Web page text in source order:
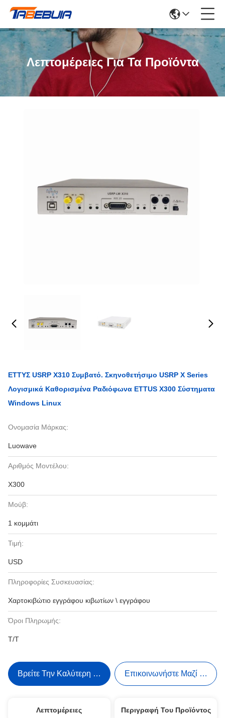
Λεπτομέρειες Για Τα Προϊόντα
ΕΤΤΥΣ USRP X310 Συμβατό. Σκηνοθετήσιμο USRP X Series
Λογισμικά Καθορισμένα Ραδιόφωνα ETTUS X300 Σύστηματα
Windows Linux
Ονομασία Μάρκας:
Luowave
Αριθμός Μοντέλου:
X300
Μούβ:
1 κομμάτι
Τιμή:
USD
Πληροφορίες Συσκευασίας:
Χαρτοκιβώτιο εγγράφου κιβωτίων \ εγγράφου
Όροι Πληρωμής:
T/T
Βρείτε Την Καλύτερη Τιμή Επικοινωνήστε Μαζί Μας
Λεπτομέρειες Περιγραφή Του Προϊόντος